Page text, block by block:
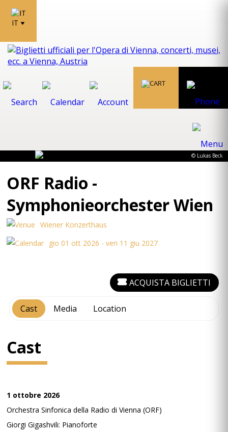
IT
© Lukas Beck
ORF Radio -
Symphonieorchester Wien
Wiener Konzerthaus
gio 01 ott 2026 - ven 11 giu 2027
Cast Media Location
ACQUISTA BIGLIETTI
Cast
1 ottobre 2026
Orchestra Sinfonica della Radio di Vienna (ORF)
Giorgi Gigashvili: Pianoforte